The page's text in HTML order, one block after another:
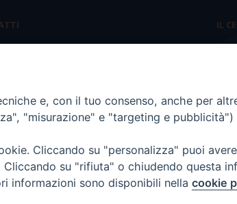
segreteria@scienzaevita.org
IL
e, con il tuo consenso, anche per
"misurazione" e "targeting e
Cliccando su "personalizza" puoi
su "rifiuta" o chiudendo questa
informazioni sono disponibili nella cookie